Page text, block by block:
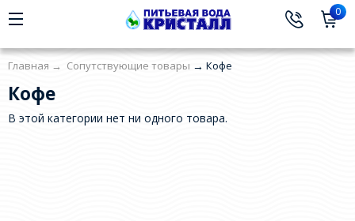
0
Главная → Сопутствующие товары → Кофе
Кофе
В этой категории нет ни одного товара.